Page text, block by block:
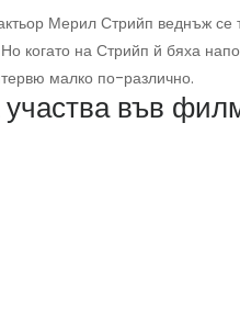
Мерил Стрийп веднъж
когато на Стрийп й бяха
малко по-различно.
във